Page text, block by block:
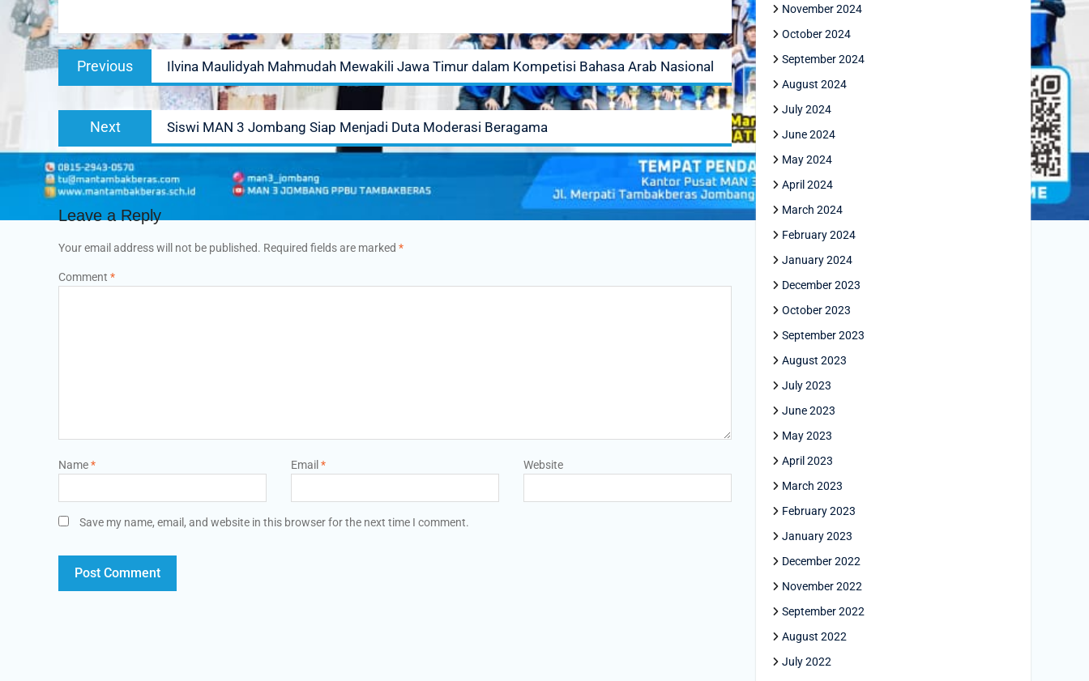
Post
navigation
Previous
Previous
post:
Ilvina Maulidyah Mahmudah Mewakili Jawa Timur dalam Kompetisi Bahasa Arab Nasional
Next
Next
post:
Siswi MAN 3 Jombang Siap Menjadi Duta Moderasi Beragama
Leave a Reply
Your email address will not be published. Required fields are marked *
Comment *
Name* Email * Website
Save my name, email, and website in this browser for the next time I comment.
November 2024
October 2024
September 2024
August 2024
July 2024
June 2024
May 2024
April 2024
March 2024
February 2024
January 2024
December 2023
October 2023
September 2023
August 2023
July 2023
June 2023
May 2023
April 2023
March 2023
February 2023
January 2023
December 2022
November 2022
September 2022
August 2022
July 2022